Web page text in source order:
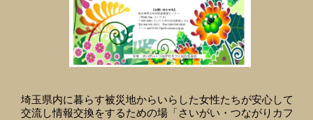
埼玉県内に暮らす被災地からいらした女性たちが安心して
交流し情報交換をするための場「さいがい・つながりカフ